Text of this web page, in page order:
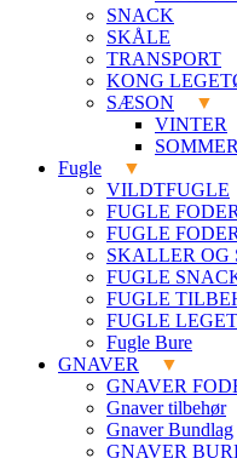
SNACK
SKÅLE
TRANSPORT
KONG
SÆSON
VINTER
SOMMER
Fugle
VILDTFUGLE
FUGLE
FUGLE
SKALLER OG
FUGLE
FUGLE
FUGLE
Fugle Bure
GNAVER
GNAVER
Gnaver tilbehør
Gnaver Bundlag
GNAVER